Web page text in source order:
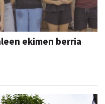
ekimen berria